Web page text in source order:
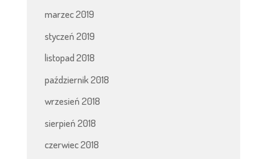
marzec 2019
styczeń 2019
listopad 2018
październik 2018
wrzesień 2018
sierpień 2018
czerwiec 2018